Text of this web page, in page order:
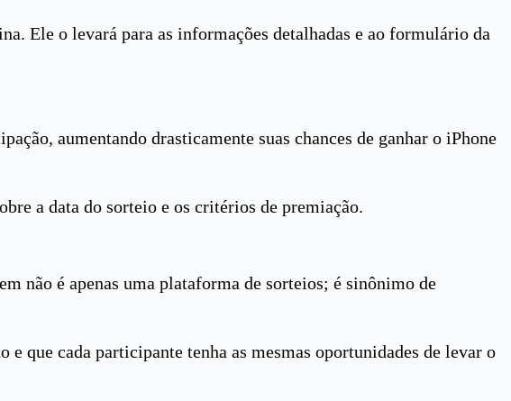
Ele o levará para as informações detalhadas e ao formulário da
aumentando drasticamente suas chances de ganhar o iPhone
a data do sorteio e os critérios de premiação.
não é apenas uma plataforma de sorteios; é sinônimo de
e que cada participante tenha as mesmas oportunidades de levar o